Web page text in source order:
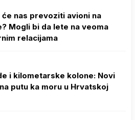
će nas prevoziti avioni na
Mogli bi da lete na veoma
relacijama
i kilometarske kolone: Novi
putu ka moru u Hrvatskoj